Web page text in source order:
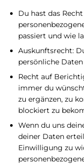
Du hast das
passiert und wie
Auskunftsrecht:
persönliche
Recht auf
immer du
zu ergänzen, zu
blockiert zu
Wenn du uns
deiner Daten
Einwilligung zu